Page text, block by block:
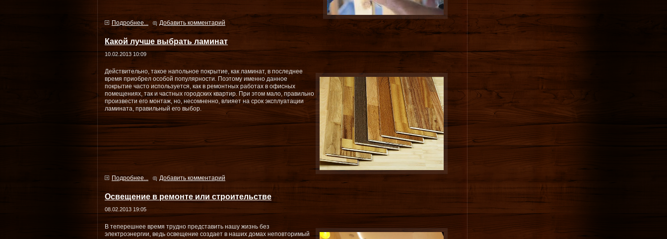
Подробнее... Добавить комментарий
Какой лучше выбрать ламинат
10.02.2013 10:09
Действительно, такое напольное покрытие, как ламинат, в последнее
время приобрел особой популярности. Поэтому именно данное
покрытие часто используется, как в ремонтных работах в офисных
помещениях, так и частных городских квартир. При этом мало, правильно
произвести его монтаж, но, несомненно, влияет на срок эксплуатации
ламината, правильный его выбор.
Подробнее... Добавить комментарий
Освещение в ремонте или строительстве
08.02.2013 19:05
В теперешнее время трудно представить нашу жизнь без
электроэнергии, ведь освещение создает в наших домах неповторимый